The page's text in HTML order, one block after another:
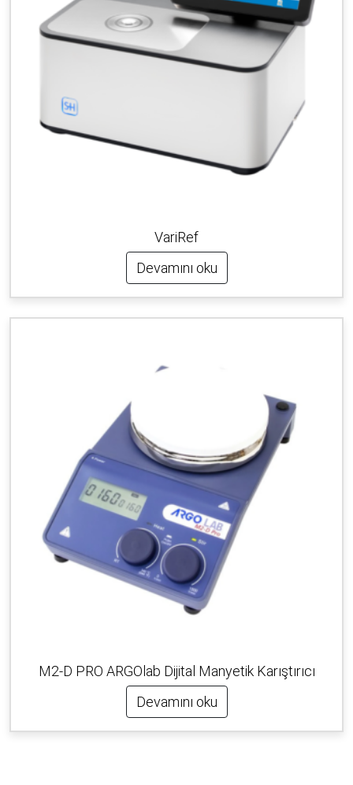
VariRef
Devamını oku
M2-D PRO ARGOlab Dijital Manyetik Karıştırıcı
Devamını oku